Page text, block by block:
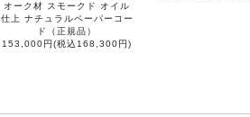
オーク材 スモークド オイル
仕上 ナチュラルペーパーコー
ド（正規品）
153,000円(税込168,300円)